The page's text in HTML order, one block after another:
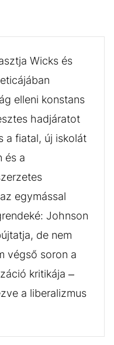
Wicks és
elleni konstans
hadjáratot
a fiatal, új iskolát
és a
egymással
Johnson
de nem
végső soron a
kritikája –
a liberalizmus